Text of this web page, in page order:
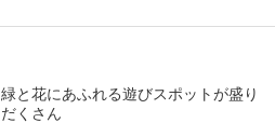
緑と花にあふれる遊びスポットが盛り
だくさん